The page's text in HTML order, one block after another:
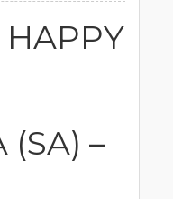
(SA) –